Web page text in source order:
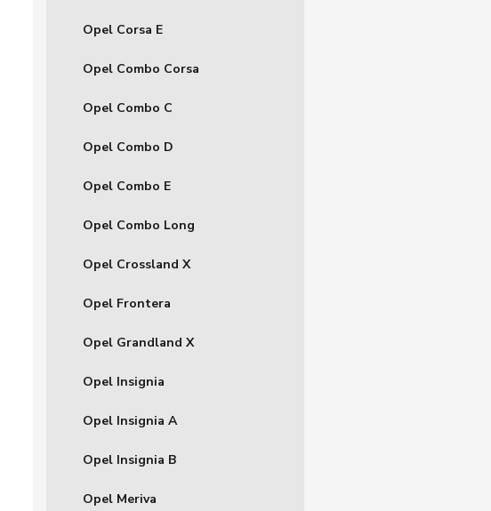
Opel Corsa E
Opel Combo Corsa
Opel Combo C
Opel Combo D
Opel Combo E
Opel Combo Long
Opel Crossland X
Opel Frontera
Opel Grandland X
Opel Insignia
Opel Insignia A
Opel Insignia B
Opel Meriva